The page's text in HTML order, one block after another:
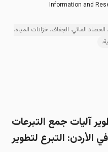
Information and
الحصاد المائي، الجفاف، خزانات المياه،
2026 نحو تطوير آليات جمع التبرعات
الأردن: التبرع لتطوير